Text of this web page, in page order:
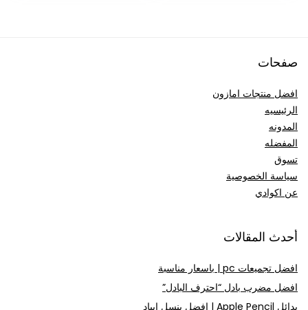
صفحات
افضل منتجات امازون
الرئيسيه
المدونه
المفضله
تسوق
سياسة الخصوصية
عن اكوادي
أحدث المقالات
افضل تجميعات pc | باسعار مناسبة
افضل مضرب بادل “احترف البادل”
بدائل Apple Pencil | افضل بنسل ايباد